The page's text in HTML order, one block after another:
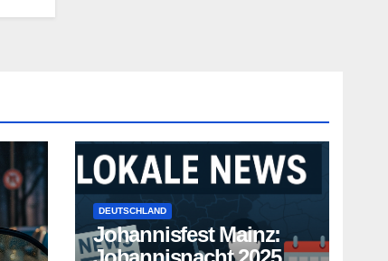
DEUTSCHLAND
Johannisfest Mainz: